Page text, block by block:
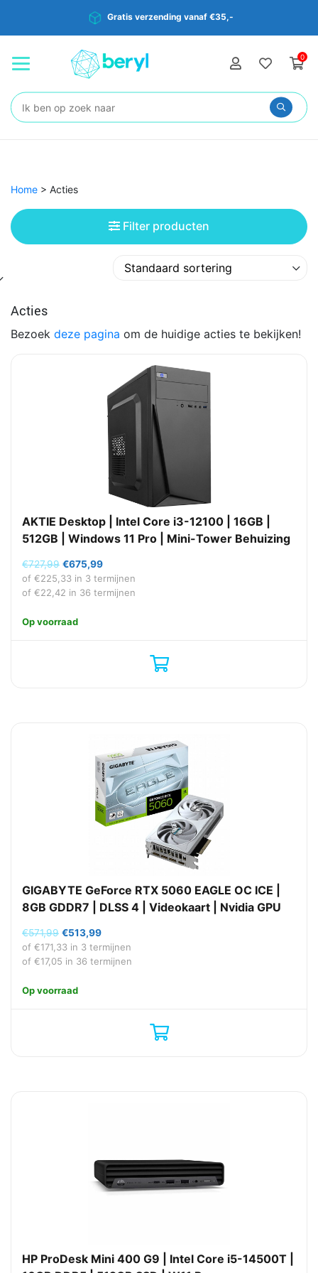
Gratis verzending vanaf €35,-
0
Zoeken:
Home > Acties
Filter producten
Acties
Bezoek deze pagina om de huidige acties te bekijken!
AKTIE Desktop | Intel Core i3-12100 | 16GB |
512GB | Windows 11 Pro | Mini-Tower Behuizing
€727,99 Oorspronkelijke
prijs
was:
€675,99Huidige
prijs
is:
of €225,33 in 3 termijnen
of €22,42 in 36 termijnen
Op voorraad
GIGABYTE GeForce RTX 5060 EAGLE OC ICE |
8GB GDDR7 | DLSS 4 | Videokaart | Nvidia GPU
€571,99 Oorspronkelijke
prijs
was:
€513,99Huidige
prijs
is:
of €171,33 in 3 termijnen
of €17,05 in 36 termijnen
Op voorraad
HP ProDesk Mini 400 G9 | Intel Core i5-14500T |